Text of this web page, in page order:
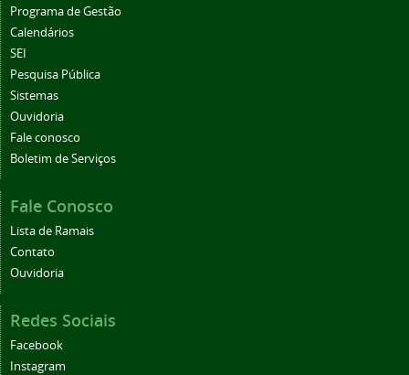
Programa de Gestão
Calendários
SEI
Pesquisa Pública
Sistemas
Ouvidoria
Fale conosco
Boletim de Serviços
Fale Conosco
Lista de Ramais
Contato
Ouvidoria
Redes Sociais
Facebook
Instagram